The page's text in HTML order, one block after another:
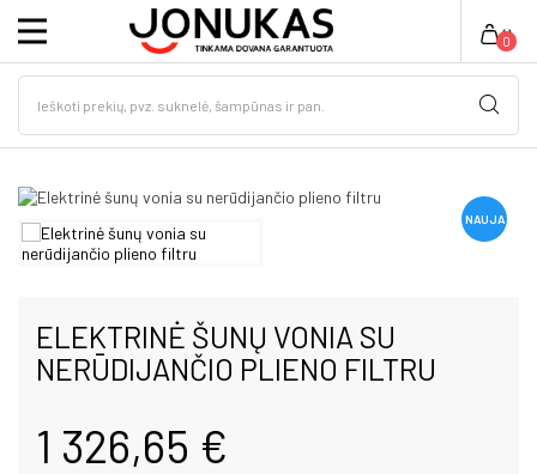
Toggle
navigation
☰
(0)
NAUJA
ELEKTRINĖ ŠUNŲ VONIA SU
NERŪDIJANČIO PLIENO FILTRU
1 326,65 €